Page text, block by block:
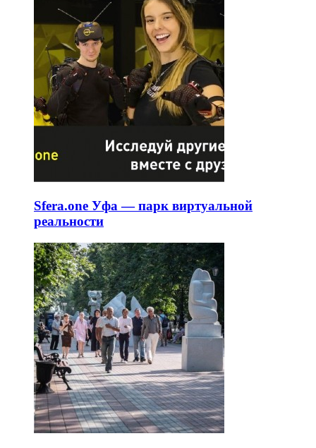
Sfera.one Уфа — парк виртуальной
реальности